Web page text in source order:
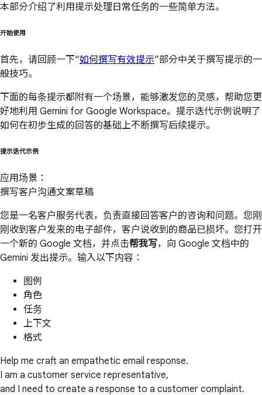
本部分介绍了利用提示处理日常任务的一些简单方法。
开始使用
首先，请回顾一下“如何撰写有效提示”部分中关于撰写提示的一
般技巧。
下面的每条提示都附有一个场景，能够激发您的灵感，帮助您更
好地利用 Gemini for Google Workspace。提示迭代示例说明了
如何在初步生成的回答的基础上不断撰写后续提示。
提示迭代示例
应用场景：
撰写客户沟通文案草稿
您是一名客户服务代表，负责直接回答客户的咨询和问题。您刚
刚收到客户发来的电子邮件，客户说收到的商品已损坏。您打开
一个新的 Google 文档，并点击帮我写，向 Google 文档中的
Gemini 发出提示。输入以下内容：
图例
角色
任务
上下文
格式
Help me craft an empathetic email response.
I am a customer service representative,
and I need to create a response to a customer complaint.